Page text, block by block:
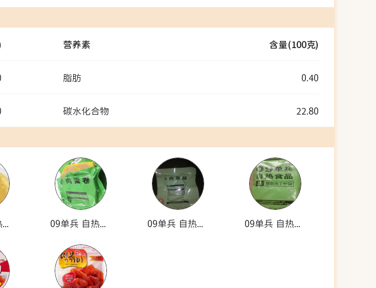
营养素 含量(100克)
脂肪 0.40
碳水化合物
22.80
09单兵 自热米饭套餐(耐贮烤饼) 09单兵 自热米饭套餐(牛肉蛋卷) 09单兵 自热米饭套餐(牛肉香肠) 09单兵 自热食品(雪菜肉丁炒饭)